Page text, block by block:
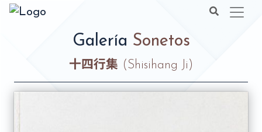
Galería Sonetos
十四行集 (Shisihang Ji)